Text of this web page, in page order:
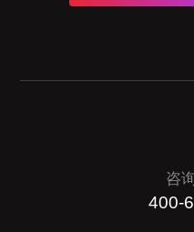
咨
400-